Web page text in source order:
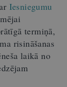
Iesniegumu
termiņā,
risināšanas
laikā no